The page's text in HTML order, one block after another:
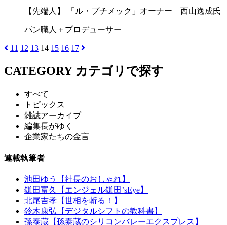
【先端人】 「ル・プチメック」オーナー 西山逸成氏
パン職人＋プロデューサー
11 12 13 14 15 16 17
CATEGORY カテゴリで探す
すべて
トピックス
雑誌アーカイブ
編集長がゆく
企業家たちの金言
連載執筆者
池田ゆう【社長のおしゃれ】
鎌田富久【エンジェル鎌田’sEye】
北尾吉孝【世相を斬る！】
鈴木康弘【デジタルシフトの教科書】
孫泰蔵【孫泰蔵のシリコンバレーエクスプレス】